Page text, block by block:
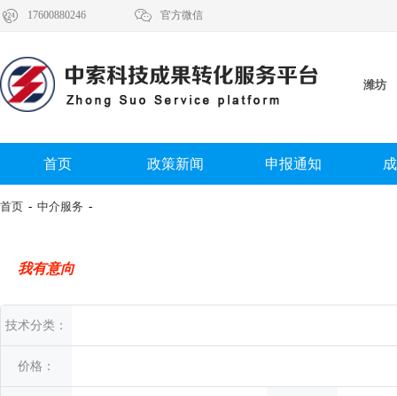
 17600880246  官方微信
潍坊
首页 政策新闻 申报通知
首页 - 中介服务 -
我有意向
技术分类：
价格：